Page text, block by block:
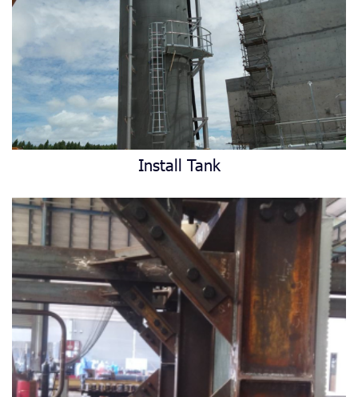
Install Tank